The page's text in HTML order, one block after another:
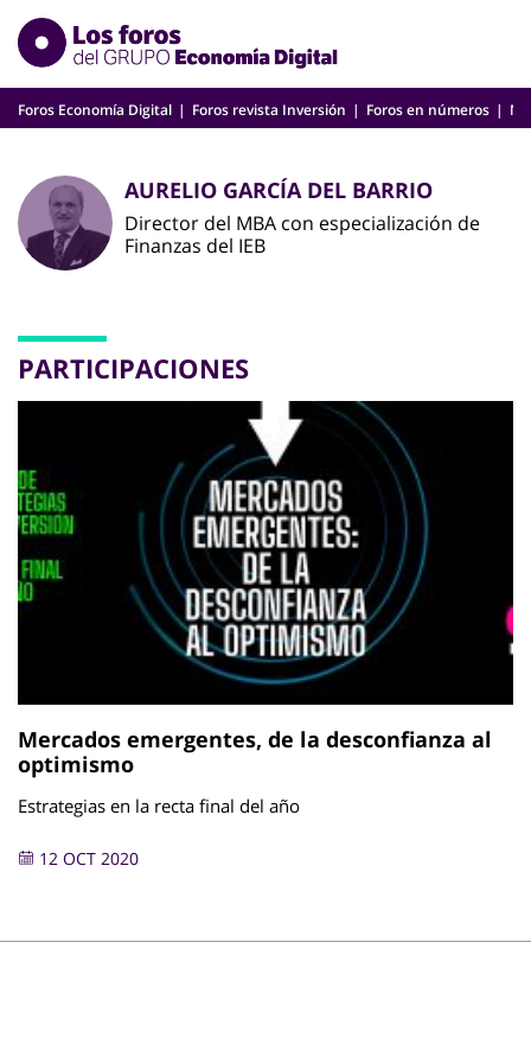
Skip
content
Foros Economía Digital Foros revista Inversión Foros en números
AURELIO GARCÍA DEL BARRIO
Director del MBA con especialización de
Finanzas del IEB
PARTICIPACIONES
Mercados emergentes, de la desconfianza al
optimismo
Estrategias en la recta final del año
12 OCT 2020